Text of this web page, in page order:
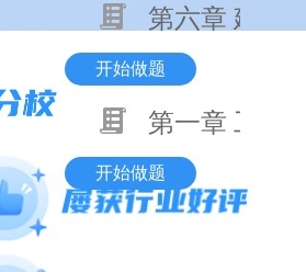
第六章 建设
开始做题
第一章 工程
开始做题